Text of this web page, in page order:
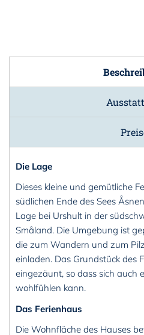
Die Lage
Dieses kleine und gemütliche
südlichen Ende des Sees
Lage bei Urshult in der
Småland. Die Umgebung ist
die zum Wandern und zum
einladen. Das Grundstück des
eingezäunt, so dass sich auch
wohlfühlen kann.
Das Ferienhaus
Die Wohnfläche des Hauses